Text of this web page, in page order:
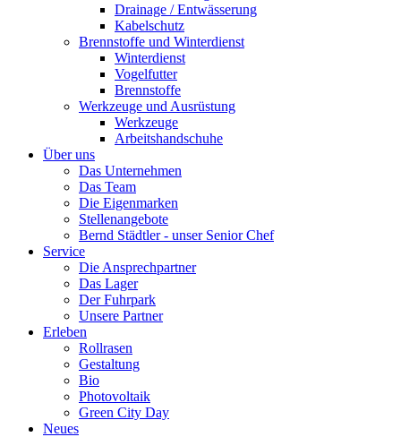
Drainage / Entwässerung
Kabelschutz
Brennstoffe und Winterdienst
Winterdienst
Vogelfutter
Brennstoffe
Werkzeuge und Ausrüstung
Werkzeuge
Arbeitshandschuhe
Über uns
Das Unternehmen
Das Team
Die Eigenmarken
Stellenangebote
Bernd Städtler - unser Senior Chef
Service
Die Ansprechpartner
Das Lager
Der Fuhrpark
Unsere Partner
Erleben
Rollrasen
Gestaltung
Bio
Photovoltaik
Green City Day
Neues